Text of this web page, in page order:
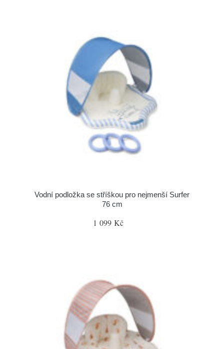
Vodní podložka se stříškou pro nejmenší Surfer
76 cm
1 099 Kč